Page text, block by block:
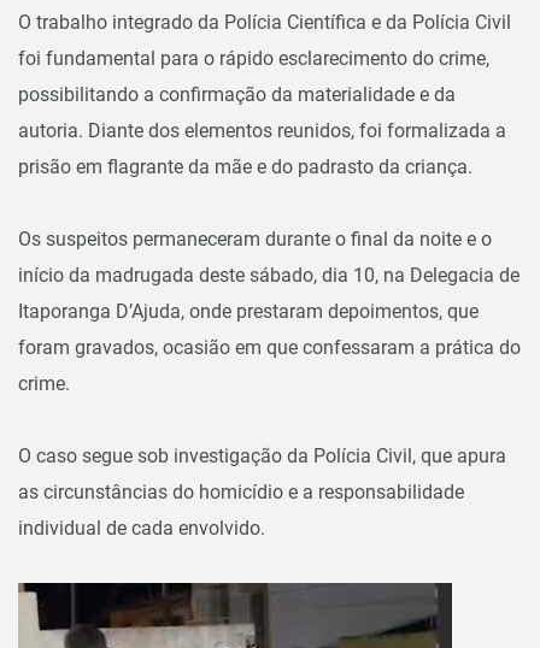
O trabalho integrado da Polícia Científica e da Polícia Civil
foi fundamental para o rápido esclarecimento do crime,
possibilitando a confirmação da materialidade e da
autoria. Diante dos elementos reunidos, foi formalizada a
prisão em flagrante da mãe e do padrasto da criança.
Os suspeitos permaneceram durante o final da noite e o
início da madrugada deste sábado, dia 10, na Delegacia de
Itaporanga D’Ajuda, onde prestaram depoimentos, que
foram gravados, ocasião em que confessaram a prática do
crime.
O caso segue sob investigação da Polícia Civil, que apura
as circunstâncias do homicídio e a responsabilidade
individual de cada envolvido.